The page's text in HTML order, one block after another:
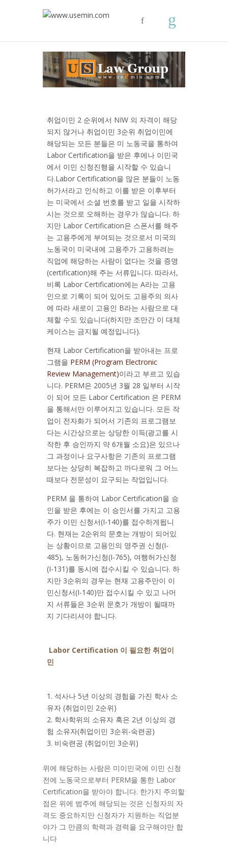
취업이민 2 순위에서 NIW 의 자격이 해당
되지 않거나 취업이민 3순위 취업이민에
해당되는 모든 분들은 미 노동국을 통하여
Labor Certification을 받은 후에나 이민국
에서 이민 신청진행을 시작할 수 있습니
다.Labor Certification을 많은 분들이 노동
허가서라고 인식하고 이를 받은 이후부터
는 미국에서 소셜 번호를 받고 일을 시작하
시는 것으로 오해하는 경우가 많습니다. 하
지만 Labor Certification은 스폰서를 해주
는 고용주에게 부여되는 것으로서 미국의
노동국이 미국내에 고용주가 고용하려는
직업에 해당하는 사람이 없다는 것을 증명
(certification)해 주는 서류입니다. 따라서,
비록 Labor Certification에는 A라는 고용
인으로 기록이 되어 있어도 고용주의 의사
에 따라 새로이 고용인 B라는 사람으로 대
체할 수도 있습니다(하지만 조만간 이 대체
케이스는 금지될 예정입니다).
현재 Labor Certification을 받아내는 프로
그램을 PERM (Program Electronic
Review Management)이라고 부르고 있습
니다. PERM은 2005년 3월 28 일부터 시작
이 되어 모든 Labor Certification 은 PERM
을 통해서만 이루어지고 있습니다. 모든 작
업이 전자화가 되어서 기존의 프로그램보
다는 시간상으로는 상당한 이득(광고를 시
작한 후 승인까지 약 6개월 소요)은 있으나
그 과정이나 요구사항은 기존의 프로그램
보다는 상당히 복잡하고 까다로워 그 어느
때보다 전문성이 요구되는 작업입니다.
PERM 을 통하여 Labor Certification을 승
인을 받은 후에는 이 승인서를 가지고 고용
주가 이민 신청서(I-140)를 접수하게됩니
다. 현재는 2순위의 문호는 개방이 되어있
는 상황이므로 고용인의 영주권 신청(I-
485), 노동허가신청(I-765), 여행허가신청
(I-131)를 동시에 접수시킬 수 있습니다. 하
지만 3순위의 경우는 현재 고용주만이 이
민신청서(I-140)만 접수시킬 수 있고 나머
지 서류들은 3순위 문호가 개방이 될때까
지 기다리셔야 합니다.
Labor Certification 이 필요한 취업이
민
1. 석사나 5년 이상의 경험을 가진 학사 소
유자 (취업이민 2순위)
2. 학사학위의 소유자 혹은 2년 이상의 경
험 소유자(취업이민 3순위-숙련공)
3. 비숙련공 (취업이민 3순위)
위에 해당하는 사람은 미이민국에 이민 신청
전에 노동국으로부터 PERM을 통한 Labor
Certification을 받아야 합니다. 한가지 주의할
점은 위에 범주에 해당되는 것은 신청자의 자
격도 중요하지만 신청자가 지원하는 직업분
야가 그 만큼의 학력과 경력을 요구해야만 합
니다